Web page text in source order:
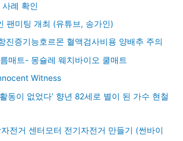
례 확인
팬미팅 개최 (유튜브, 송가인)
진증기능호르몬 혈액검사비용 양배추 주의
매트- 몽슐레 웨치바이오 쿨매트
Witness
동이 없었다’ 향년 82세로 별이 된 가수 현철
전거 센터모터 전기자전거 만들기 (썬바이